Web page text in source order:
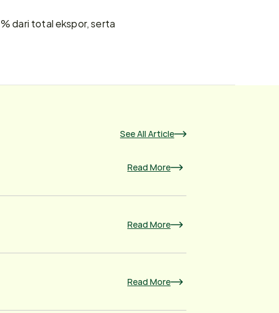
dari total ekspor, serta
See All Article
Read More
Read More
Read More